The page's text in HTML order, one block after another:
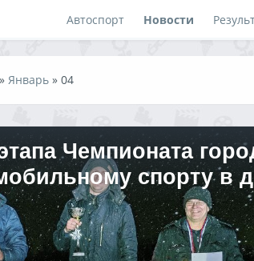
Автоспорт Новости
» Январь » 04
Чемпионата
спорту в